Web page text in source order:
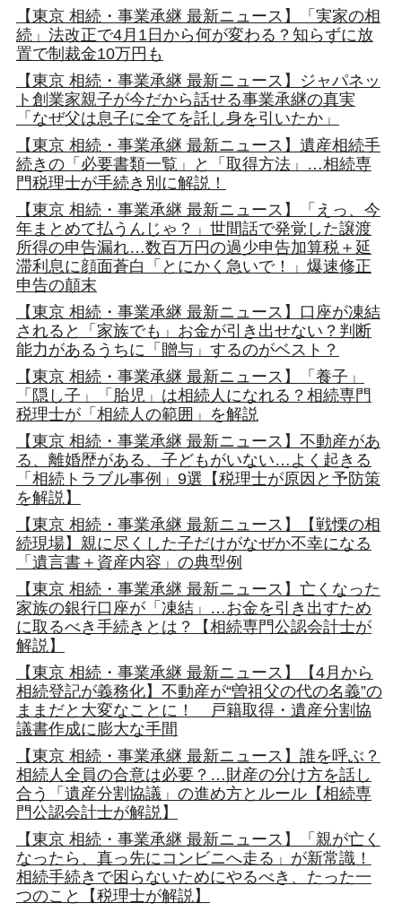
【東京 相続・事業承継 最新ニュース】「実家の相
続」法改正で4月1日から何が変わる？知らずに放
置で制裁金10万円も
【東京 相続・事業承継 最新ニュース】ジャパネッ
ト創業家親子が今だから話せる事業承継の真実
「なぜ父は息子に全てを託し身を引いたか」
【東京 相続・事業承継 最新ニュース】遺産相続手
続きの「必要書類一覧」と「取得方法」…相続専
門税理士が手続き別に解説！
【東京 相続・事業承継 最新ニュース】「えっ、今
年まとめて払うんじゃ？」世間話で発覚した譲渡
所得の申告漏れ…数百万円の過少申告加算税＋延
滞利息に顔面蒼白「とにかく急いで！」爆速修正
申告の顛末
【東京 相続・事業承継 最新ニュース】口座が凍結
されると「家族でも」お金が引き出せない？判断
能力があるうちに「贈与」するのがベスト？
【東京 相続・事業承継 最新ニュース】「養子」
「隠し子」「胎児」は相続人になれる？相続専門
税理士が「相続人の範囲」を解説
【東京 相続・事業承継 最新ニュース】不動産があ
る、離婚歴がある、子どもがいない…よく起きる
「相続トラブル事例」9選【税理士が原因と予防策
を解説】
【東京 相続・事業承継 最新ニュース】【戦慄の相
続現場】親に尽くした子だけがなぜか不幸になる
「遺言書＋資産内容」の典型例
【東京 相続・事業承継 最新ニュース】亡くなった
家族の銀行口座が「凍結」…お金を引き出すため
に取るべき手続きとは？【相続専門公認会計士が
解説】
【東京 相続・事業承継 最新ニュース】【4月から
相続登記が義務化】不動産が“曽祖父の代の名義”の
ままだと大変なことに！ 戸籍取得・遺産分割協
議書作成に膨大な手間
【東京 相続・事業承継 最新ニュース】誰を呼ぶ？
相続人全員の合意は必要？…財産の分け方を話し
合う「遺産分割協議」の進め方とルール【相続専
門公認会計士が解説】
【東京 相続・事業承継 最新ニュース】「親が亡く
なったら、真っ先にコンビニへ走る」が新常識！
相続手続きで困らないためにやるべき、たった一
つのこと【税理士が解説】